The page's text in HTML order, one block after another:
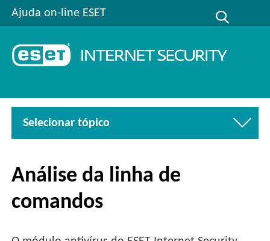
Ajuda on-line ESET
Selecionar tópico
Análise da linha de
comandos